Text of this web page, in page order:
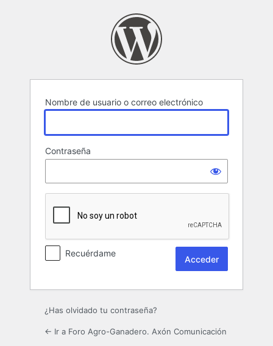
Nombre de usuario o correo electrónico
Contraseña
Recuérdame
¿Has olvidado tu contraseña?
← Ir a Foro Agro-Ganadero. Axón Comunicación